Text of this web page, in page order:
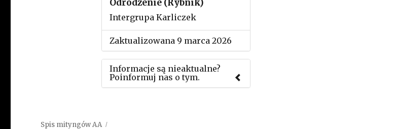
Odrodzenie (Rybnik)
Intergrupa Karliczek
Zaktualizowana 9 marca 2026
Informacje są nieaktualne?
Poinformuj nas o tym.
Spis mityngów AA